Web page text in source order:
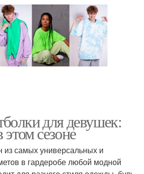
для девушек:
сезоне
из самых универсальных и
в гардеробе любой модной